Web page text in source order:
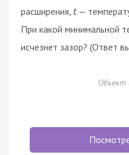
расширения, t—
При какой минимальной
исчезнет зазор? (Ответ
Объект